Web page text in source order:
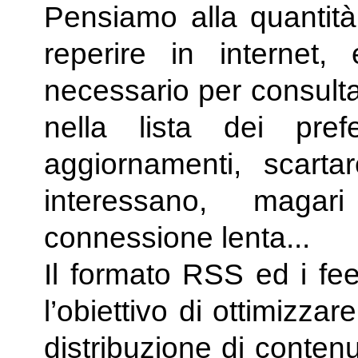
Pensiamo alla
reperire in
necessario per
nella lista dei
aggiornamenti,
interessano,
connessione lenta...
Il formato RSS ed i
l’obiettivo di
distribuzione di